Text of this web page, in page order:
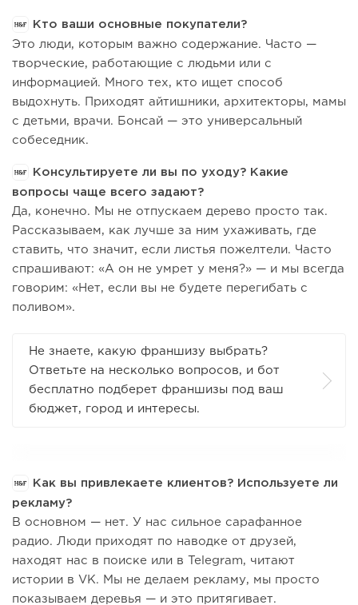
Кто ваши основные покупатели?
Это люди, которым важно содержание. Часто —
творческие, работающие с людьми или с
информацией. Много тех, кто ищет способ
выдохнуть. Приходят айтишники, архитекторы, мамы
с детьми, врачи. Бонсай — это универсальный
собеседник.
Консультируете ли вы по уходу? Какие
вопросы чаще всего задают?
Да, конечно. Мы не отпускаем дерево просто так.
Рассказываем, как лучше за ним ухаживать, где
ставить, что значит, если листья пожелтели. Часто
спрашивают: «А он не умрет у меня?» — и мы всегда
говорим: «Нет, если вы не будете перегибать с
поливом».
Не знаете, какую франшизу выбрать?
Ответьте на несколько вопросов, и бот
бесплатно подберет франшизы под ваш
бюджет, город и интересы.
Как вы привлекаете клиентов? Используете ли
рекламу?
В основном — нет. У нас сильное сарафанное
радио. Люди приходят по наводке от друзей,
находят нас в поиске или в Telegram, читают
истории в VK. Мы не делаем рекламу, мы просто
показываем деревья — и это притягивает.